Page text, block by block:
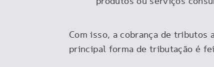
Com isso, a cobrança de tributos
principal forma de tributação é